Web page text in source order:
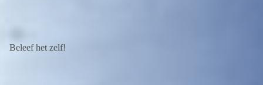
Beleef het zelf!